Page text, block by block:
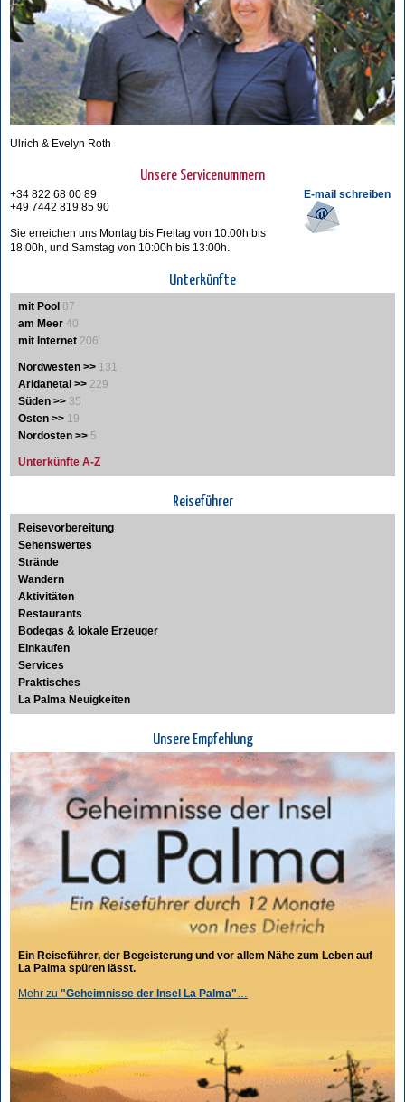
Ulrich & Evelyn Roth
Unsere Servicenummern
E-mail schreiben
+34 822 68 00 89
+49 7442 819 85 90
Sie erreichen uns Montag bis Freitag von 10:00h bis
18:00h, und Samstag von 10:00h bis 13:00h.
Unterkünfte
mit Pool 87
am Meer 40
mit Internet 206
Nordwesten >> 131
Aridanetal >> 229
Süden >> 35
Osten >> 19
Nordosten >> 5
Unterkünfte A-Z
Reiseführer
Reisevorbereitung
Sehenswertes
Strände
Wandern
Aktivitäten
Restaurants
Bodegas & lokale Erzeuger
Einkaufen
Services
Praktisches
La Palma Neuigkeiten
Unsere Empfehlung
Ein Reiseführer, der Begeisterung und vor allem Nähe zum Leben auf
La Palma spüren lässt.
Mehr zu "Geheimnisse der Insel La Palma"…